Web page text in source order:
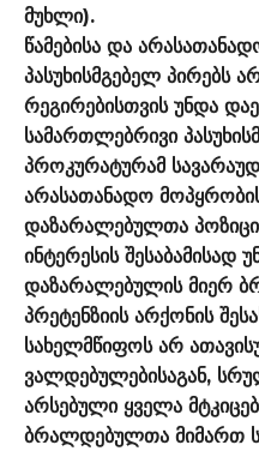
მუხლი).
წამებისა და
პასუხისმგებელ პირებს
რეგირებისთვის უნდა
სამართლებრივი
პროკურატურამ
არასათანადო
დაზარალებულთა
ინტერესის შესაბამისად
დაზარალებულის მიერ
პრეტენზიის არქონის
სახელმწიფოს არ
ვალდებულებისაგან,
არსებული ყველა
ბრალდებულთა მიმართ